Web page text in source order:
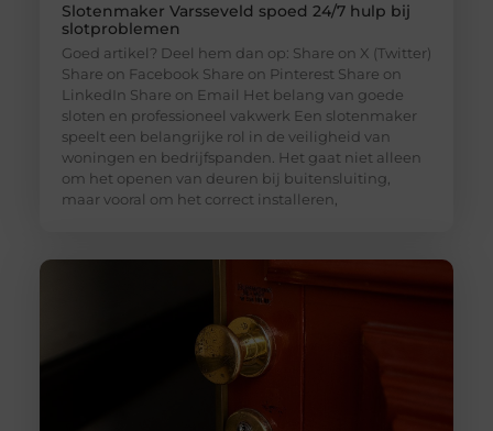
Slotenmaker Varsseveld spoed 24/7 hulp bij
slotproblemen
Goed artikel? Deel hem dan op: Share on X (Twitter)
Share on Facebook Share on Pinterest Share on
LinkedIn Share on Email Het belang van goede
sloten en professioneel vakwerk Een slotenmaker
speelt een belangrijke rol in de veiligheid van
woningen en bedrijfspanden. Het gaat niet alleen
om het openen van deuren bij buitensluiting,
maar vooral om het correct installeren,